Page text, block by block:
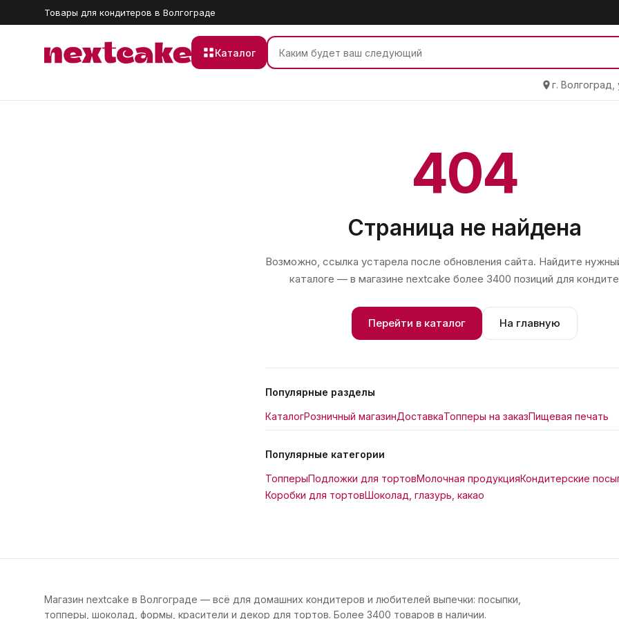
Товары для кондитеров в Волгограде
Каталог
г.
404
Страница не найдена
Возможно, ссылка устарела после обновления сайта. Найдите
каталоге — в магазине nextcake более 3400 позиций для
Перейти в каталог На главную
Популярные разделы
КаталогРозничный магазинДоставкаТопперы на заказПищевая печать
Популярные категории
ТопперыПодложки для тортовМолочная продукцияКондитерские
Коробки для тортовШоколад, глазурь, какао
Магазин nextcake в Волгограде — всё для домашних кондитеров и любителей выпечки: посыпки,
топперы, шоколад, формы, красители и декор для тортов. Более 3400 товаров в наличии.